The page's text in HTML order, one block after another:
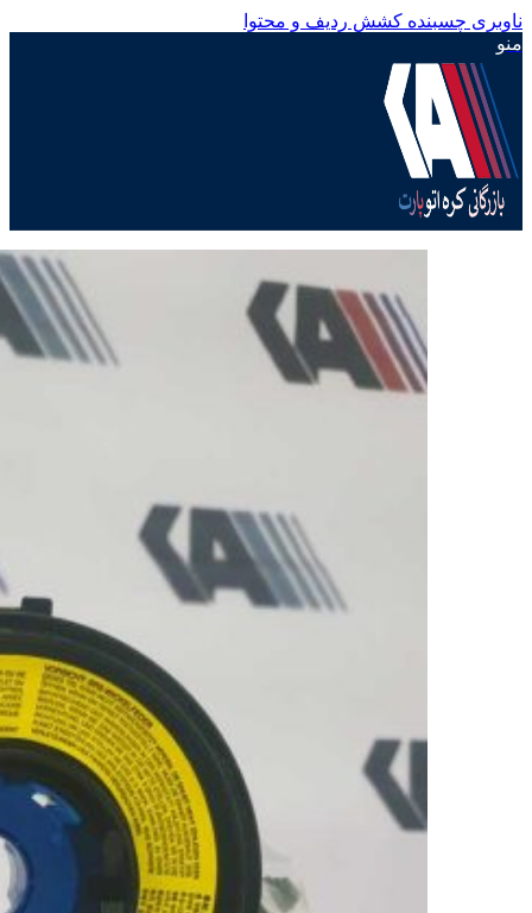
ناوبری چسبنده کشش ردیف و محتوا
منو